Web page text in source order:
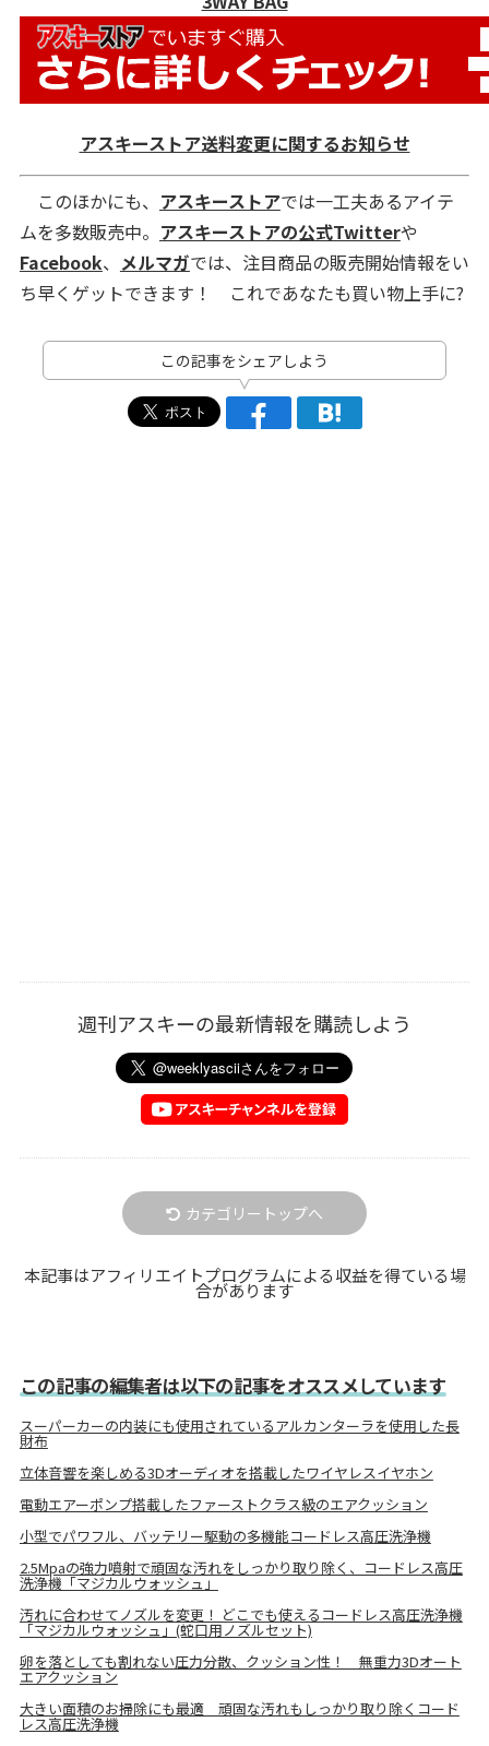
アスキーストア送料変更に関するお知らせ
このほかにも、 アスキーストアでは一工夫あるアイテ
ムを多数販売中。 アスキーストアの公式Twitterや
Facebook、 メルマガでは、注目商品の販売開始情報をい
ち早くゲットできます！ これであなたも買い物上手に?
この記事をシェアしよう
週刊アスキーの最新情報を購読しよう
カテゴリートップへ
本記事はアフィリエイトプログラムによる収益を得ている場
合があります
この記事の編集者は以下の記事をオススメしています
スーパーカーの内装にも使用されているアルカンターラを使用した長
財布
立体音響を楽しめる3Dオーディオを搭載したワイヤレスイヤホン
電動エアーポンプ搭載したファーストクラス級のエアクッション
小型でパワフル、バッテリー駆動の多機能コードレス高圧洗浄機
2.5Mpaの強力噴射で頑固な汚れをしっかり取り除く、コードレス高圧
洗浄機「マジカルウォッシュ」
汚れに合わせてノズルを変更！ どこでも使えるコードレス高圧洗浄機
「マジカルウォッシュ」(蛇口用ノズルセット)
卵を落としても割れない圧力分散、クッション性！ 無重力3Dオート
エアクッション
大きい面積のお掃除にも最適 頑固な汚れもしっかり取り除くコード
レス高圧洗浄機